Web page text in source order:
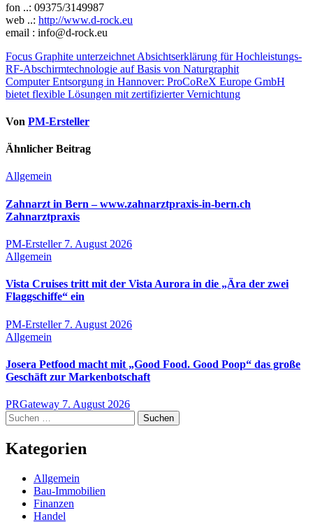
fon ..: 09375/3149987
web ..: http://www.d-rock.eu
email : info@d-rock.eu
Beitragsnavigation
Focus Graphite unterzeichnet Absichtserklärung für Hochleistungs-
RF-Abschirmtechnologie auf Basis von Naturgraphit
Computer Entsorgung in Hannover: ProCoReX Europe GmbH
bietet flexible Lösungen mit zertifizierter Vernichtung
Von PM-Ersteller
Ähnlicher Beitrag
Allgemein
Zahnarzt in Bern – www.zahnarztpraxis-in-bern.ch
Zahnarztpraxis
PM-Ersteller 7. August 2026
Allgemein
Vista Cruises tritt mit der Vista Aurora in die „Ära der zwei
Flaggschiffe“ ein
PM-Ersteller 7. August 2026
Allgemein
Josera Petfood macht mit „Good Food. Good Poop“ das große
Geschäft zur Markenbotschaft
PRGateway 7. August 2026
Suchen
nach:
Kategorien
Allgemein
Bau-Immobilien
Finanzen
Handel